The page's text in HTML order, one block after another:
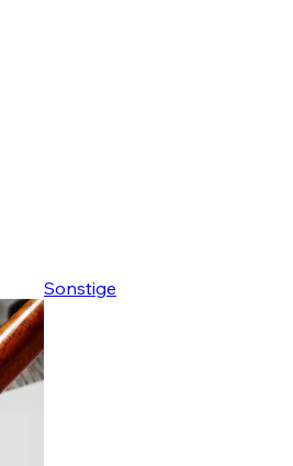
Sonstige